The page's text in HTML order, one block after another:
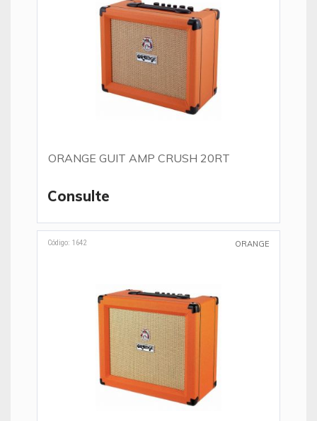
ORANGE GUIT AMP CRUSH 20RT
Consulte
Código: 1642 ORANGE